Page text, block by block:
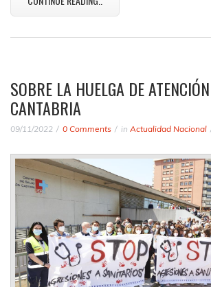
SOBRE LA HUELGA DE
CANTABRIA
09/11/2022 0 Comments in Actualidad Nacional